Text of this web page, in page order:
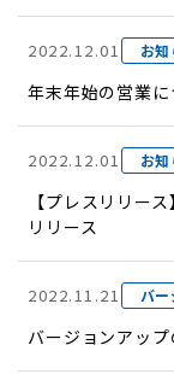
2022.12.01 お知
年末年始の営業に
2022.12.01 お知
【プレスリリー
リリース
2022.11.21 バ
バージョンアッ